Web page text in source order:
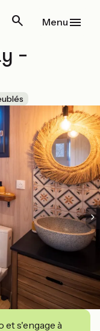
Menu
-
et s'engage à